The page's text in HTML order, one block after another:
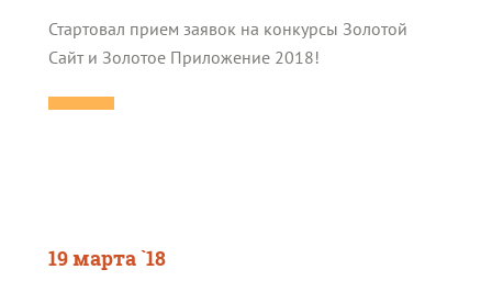
Стартовал прием заявок на конкурсы Золотой
Сайт и Золотое Приложение 2018!
19 марта `18